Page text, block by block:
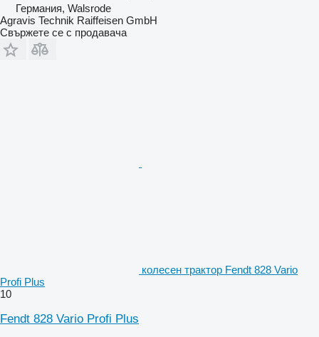
Германия, Walsrode
Agravis Technik Raiffeisen GmbH
Свържете се с продавача
колесен трактор Fendt 828 Vario
Profi Plus
10
Fendt 828 Vario Profi Plus